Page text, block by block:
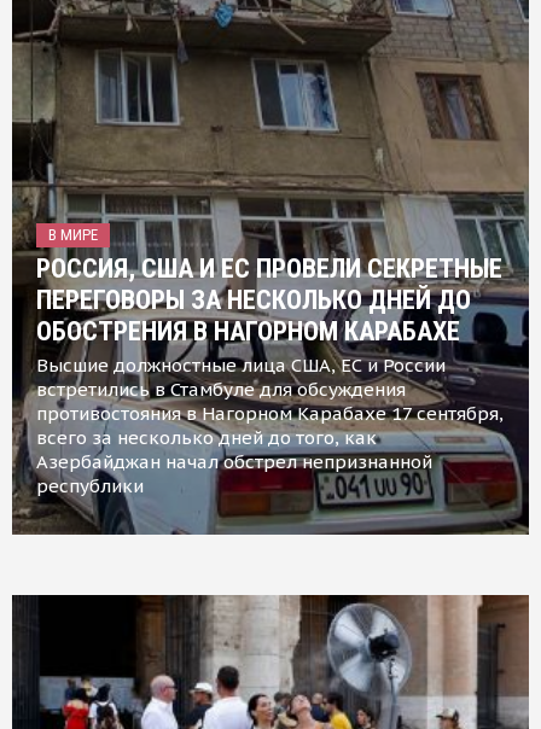
В МИРЕ
РОССИЯ, США И ЕС ПРОВЕЛИ СЕКРЕТНЫЕ
ПЕРЕГОВОРЫ ЗА НЕСКОЛЬКО ДНЕЙ ДО
ОБОСТРЕНИЯ В НАГОРНОМ КАРАБАХЕ
Высшие должностные лица США, ЕС и России
встретились в Стамбуле для обсуждения
противостояния в Нагорном Карабахе 17 сентября,
всего за несколько дней до того, как
Азербайджан начал обстрел непризнанной
республики